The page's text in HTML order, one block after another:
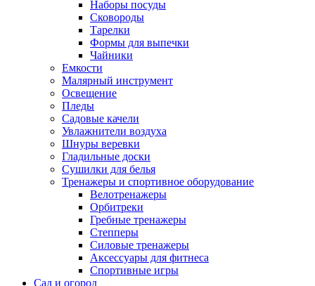
Наборы посуды
Сковороды
Тарелки
Формы для выпечки
Чайники
Емкости
Малярный инструмент
Освещение
Пледы
Садовые качели
Увлажнители воздуха
Шнуры веревки
Гладильные доски
Сушилки для белья
Тренажеры и спортивное оборудование
Велотренажеры
Орбитреки
Гребные тренажеры
Степперы
Силовые тренажеры
Аксессуары для фитнеса
Спортивные игры
Сад и огород